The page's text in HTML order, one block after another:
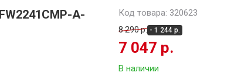
A-
Код товара: 320623
8 290 р. - 1 244 р.
7 047 р.
В наличии